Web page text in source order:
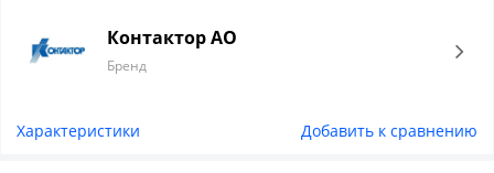
Контактор АО
Бренд
Характеристики Добавить к сравнению